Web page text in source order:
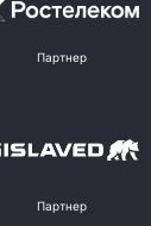
Партнер
Партнер